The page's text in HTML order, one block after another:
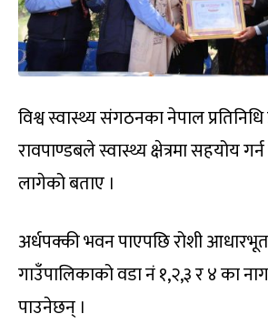
विश्व स्वास्थ्य संगठनका नेपाल
रावपाण्डबले स्वास्थ्य क्षेत्रमा सहयोय
लागेको बताए ।
अर्धपक्की भवन पाएपछि रोशी
गाउँपालिकाको वडा नं १,२,३ र ४ का
पाउनेछन् ।